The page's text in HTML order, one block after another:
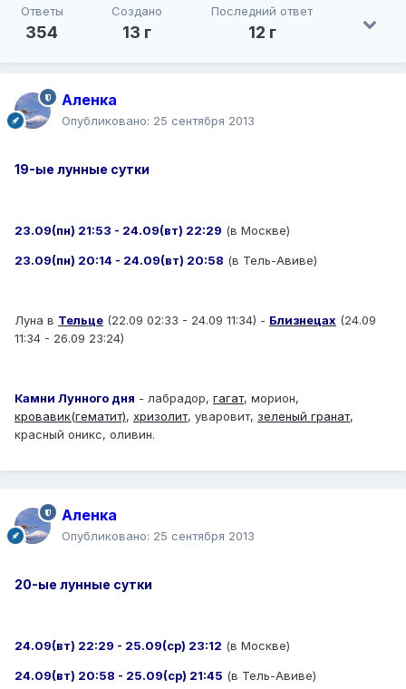
Ответы
354
Создано
13 г
Последний ответ
12 г
Аленка
Опубликовано: 25 сентября 2013
19-ые лунные сутки
23.09(пн) 21:53 - 24.09(вт) 22:29 (в Москве)
23.09(пн) 20:14 - 24.09(вт) 20:58 (в Тель-Авиве)
Луна в Тельце (22.09 02:33 - 24.09 11:34) - Близнецах (24.09
11:34 - 26.09 23:24)
Камни Лунного дня - лабрадор, гагат, морион,
кровавик(гематит), хризолит, уваровит, зеленый гранат,
красный оникс, оливин.
Аленка
Опубликовано: 25 сентября 2013
20-ые лунные сутки
24.09(вт) 22:29 - 25.09(ср) 23:12 (в Москве)
24.09(вт) 20:58 - 25.09(ср) 21:45 (в Тель-Авиве)